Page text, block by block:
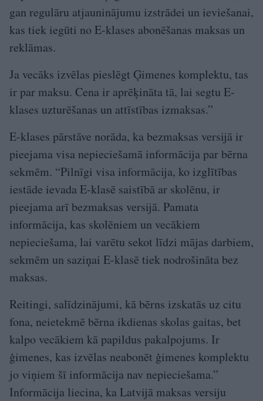
gan regulāru atjauninājumu izstrādei un ieviešanai,
kas tiek iegūti no E-klases abonēšanas maksas un
reklāmas.
Ja vecāks izvēlas pieslēgt Ģimenes komplektu, tas
ir par maksu. Cena ir aprēķināta tā, lai segtu E-
klases uzturēšanas un attīstības izmaksas.”
E-klases pārstāve norāda, ka bezmaksas versijā ir
pieejama visa nepieciešamā informācija par bērna
sekmēm. “Pilnīgi visa informācija, ko izglītības
iestāde ievada E-klasē saistībā ar skolēnu, ir
pieejama arī bezmaksas versijā. Pamata
informācija, kas skolēniem un vecākiem
nepieciešama, lai varētu sekot līdzi mājas darbiem,
sekmēm un saziņai E-klasē tiek nodrošināta bez
maksas.
Reitingi, salīdzinājumi, kā bērns izskatās uz citu
fona, neietekmē bērna ikdienas skolas gaitas, bet
kalpo vecākiem kā papildus pakalpojums. Ir
ģimenes, kas izvēlas neabonēt ģimenes komplektu
jo viņiem šī informācija nav nepieciešama.”
Informācija liecina, ka Latvijā maksas versiju